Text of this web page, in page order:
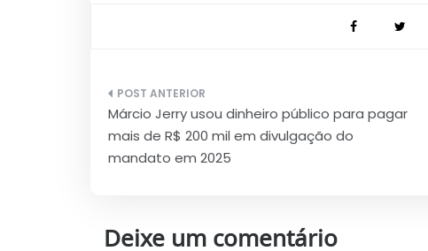
Navegação
de
Post
Márcio Jerry usou dinheiro público para pagar
mais de R$ 200 mil em divulgação do
mandato em 2025
Deixe um comentário